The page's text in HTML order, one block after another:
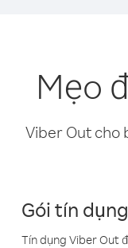
Mẹo
Viber Out cho
Gói tín dụng
Tín dụng Viber Out